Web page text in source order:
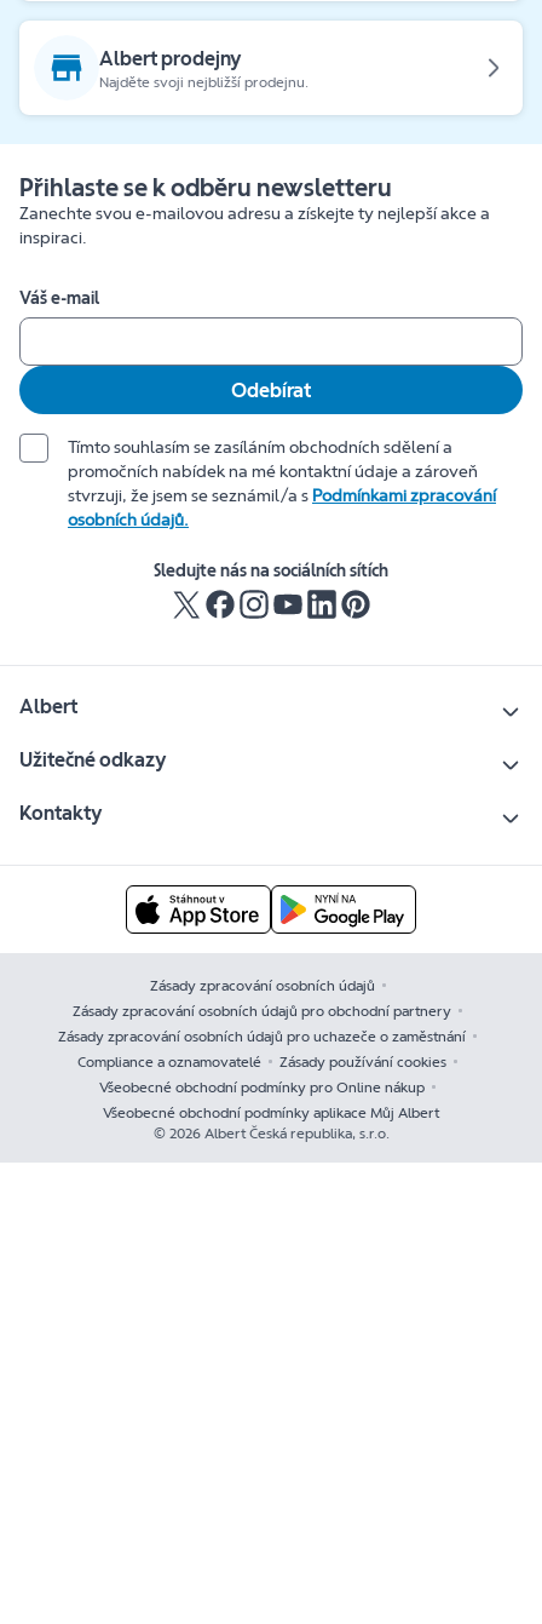
Albert prodejny
Najděte svoji nejbližší prodejnu.
Přihlaste se k odběru newsletteru
Zanechte svou e-mailovou adresu a získejte ty nejlepší akce a
inspiraci.
Váš e-mail
Odebírat
Tímto souhlasím se zasíláním obchodních sdělení a
promočních nabídek na mé kontaktní údaje a zároveň
stvrzuji, že jsem se seznámil/a s Podmínkami zpracování
osobních údajů.
Sledujte nás na sociálních sítích
Albert
Užitečné odkazy
Kontakty
Zásady zpracování osobních údajů
Zásady zpracování osobních údajů pro obchodní partnery
Zásady zpracování osobních údajů pro uchazeče o zaměstnání
Compliance a oznamovatelé
Zásady používání cookies
Všeobecné obchodní podmínky pro Online nákup
Všeobecné obchodní podmínky aplikace Můj Albert
© 2026 Albert Česká republika, s.r.o.